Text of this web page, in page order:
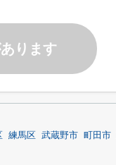
ります
練馬区 武蔵野市 町田市